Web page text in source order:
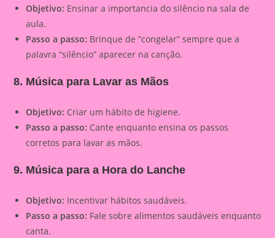
Objetivo: Ensinar a importancia do silêncio na sala de
aula.
Passo a passo: Brinque de “congelar” sempre que a
palavra “silêncio” aparecer na canção.
8. Música para Lavar as Mãos
Objetivo: Criar um hábito de higiene.
Passo a passo: Cante enquanto ensina os passos
corretos para lavar as mãos.
9. Música para a Hora do Lanche
Objetivo: Incentivar hábitos saudáveis.
Passo a passo: Fale sobre alimentos saudáveis enquanto
canta.